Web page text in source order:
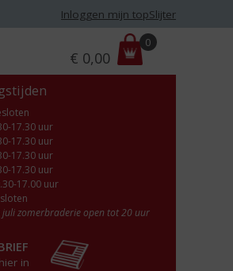
Inloggen mijn topSlijter
r
i
€ 0,00
0
17.30 uur
17.30 uur
17.30 uur
17.30 uur
17.00 uur
juli zomerbraderie open tot 20 uur
in